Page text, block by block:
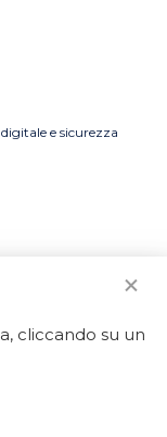
e sicurezza
cliccando su un